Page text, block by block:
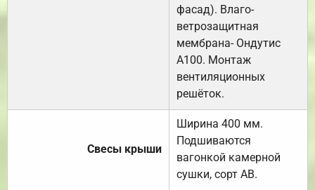
фасад). Влаго-
ветрозащитная
мембрана- Ондутис
А100. Монтаж
вентиляционных
решёток.
Свесы крыши
Ширина 400 мм.
Подшиваются
вагонкой камерной
сушки, сорт АВ.